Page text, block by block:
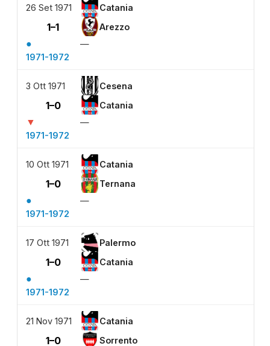
26 Set 1971 Catania
1–1 Arezzo
●
—
1971-1972
3 Ott 1971 Cesena
1–0 Catania
▼
—
1971-1972
10 Ott 1971 Catania
1–0 Ternana
●
—
1971-1972
17 Ott 1971 Palermo
1–0 Catania
●
—
1971-1972
21 Nov 1971 Catania
1–0 Sorrento